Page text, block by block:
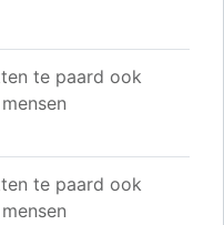
te paard ook
te paard ook